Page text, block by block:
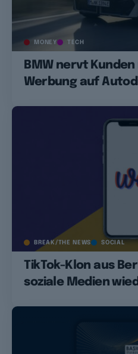
MONEY TECH
BMW nervt
Werbung auf
BREAK/THE NEWS SOCIAL
TikTok-Klon aus
soziale Medien